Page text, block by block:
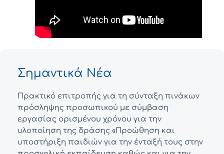
Σημαντικά Νέα
Πρακτικό επιτροπής για τη σύνταξη πινάκων
πρόσληψης προσωπικού με σύμβαση
εργασίας ορισμένου χρόνου για την
υλοποίηση της δράσης «Προώθηση και
υποστήριξη παιδιών για την ένταξή τους στην